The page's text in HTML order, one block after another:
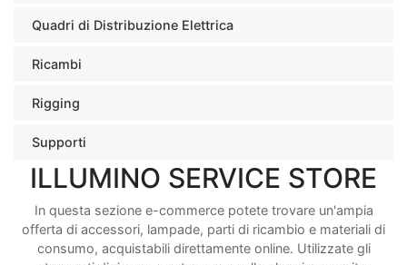
Quadri di Distribuzione Elettrica
Ricambi
Rigging
Supporti
ILLUMINO SERVICE STORE
In questa sezione e-commerce potete trovare un'ampia
offerta di accessori, lampade, parti di ricambio e materiali di
consumo, acquistabili direttamente online. Utilizzate gli